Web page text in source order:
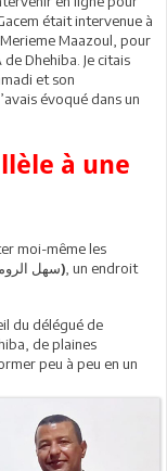
était intervenue à
Maazoul, pour
Dhehiba. Je citais
et son
évoqué dans un
à une
moi-même les
(سهل الرومان), un endroit
du délégué de
de plaines
peu à peu en un